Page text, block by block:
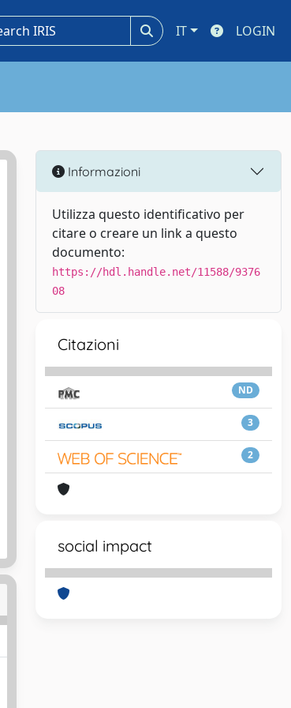
IT LOGIN
Informazioni
Utilizza questo identificativo per
citare o creare un link a questo
documento:
https://hdl.handle.net/11588/9376
08
Citazioni
ND
3
2
social impact